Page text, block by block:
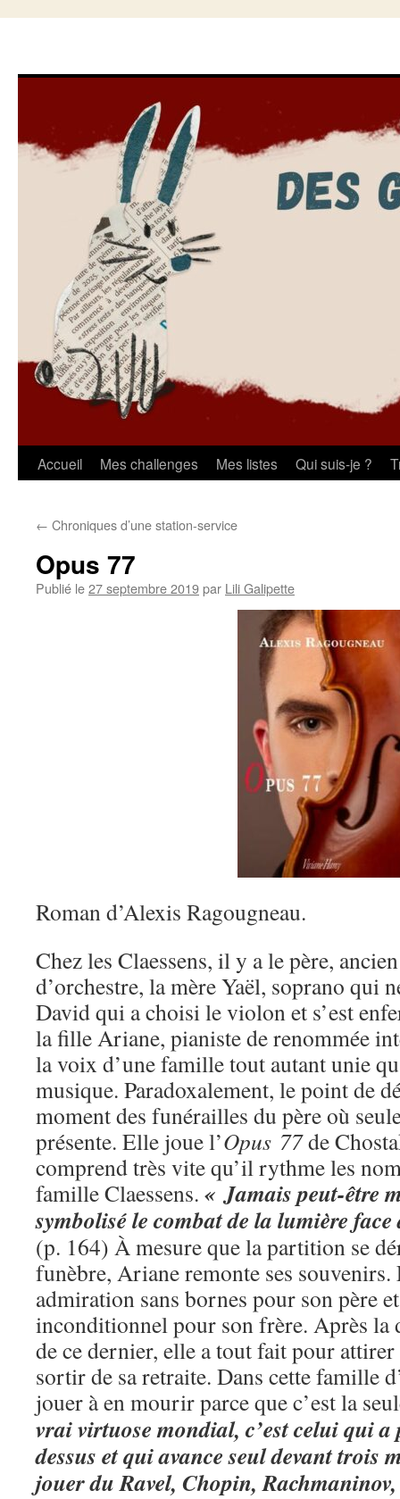
Aller
contenu
Accueil Mes challenges Mes listes Qui suis-je ?
← Chroniques d’une station-service
Opus 77
Publié le27 septembre 2019par Lili Galipette
Roman d’Alexis Ragougneau.
Chez les Claessens, il y a le père,
d’orchestre, la mère Yaël, soprano qui
David qui a choisi le violon et s’est
la fille Ariane, pianiste de renommée
la voix d’une famille tout autant unie
musique. Paradoxalement, le point de
moment des funérailles du père où
présente. Elle joue l’Opus 77de
comprend très vite qu’il rythme les
famille Claessens. « Jamais peut-être
symbolisé le combat de la lumière
(p. 164) À mesure que la partition se
funèbre, Ariane remonte ses souvenirs.
admiration sans bornes pour son père
inconditionnel pour son frère. Après
de ce dernier, elle a tout fait pour
sortir de sa retraite. Dans cette famille
jouer à en mourir parce que c’est la
vrai virtuose mondial, c’est celui qui a
dessus et qui avance seul devant trois
jouer du Ravel, Chopin,